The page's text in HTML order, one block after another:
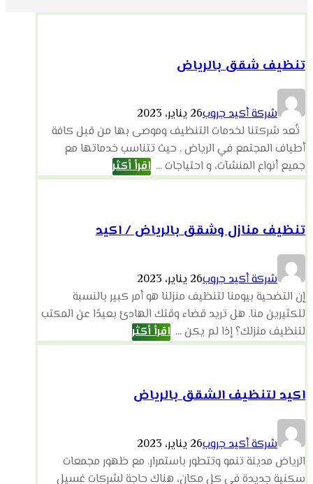
تنظيف شقق بالرياض
شركة أكيد جروب26 يناير، 2023
تُعد شركتنا لخدمات التنظيف وموصى بها من قبل كافة
أطياف المجتمع في الرياض , حيث تتناسب خدماتها مع
جميع أنواع المنشآت، و احتياجات ... اقرأ أكثر
تنظيف منازل وشقق بالرياض / اكيد
شركة أكيد جروب26 يناير، 2023
إن التضحية بيومنا لتنظيف منزلنا هو أمر كبير بالنسبة
للكثيرين منا. هل تريد قضاء وقتك الهادئ بعيدًا عن المكتب
لتنظيف منزلك؟ إذا لم يكن ... اقرأ أكثر
اكيد لتنظيف الشقق بالرياض
شركة أكيد جروب26 يناير، 2023
الرياض مدينة تنمو وتتطور باستمرار. مع ظهور مجمعات
سكنية جديدة في كل مكان، هناك حاجة لشركات غسيل